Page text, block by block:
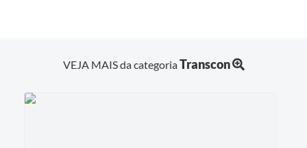
VEJA MAIS da categoriaTranscon